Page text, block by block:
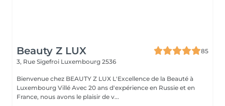
Beauty Z LUX
85
3, Rue Sigefroi Luxembourg 2536
Bienvenue chez BEAUTY Z LUX L'Excellence de la Beauté à
Luxembourg Villé Avec 20 ans d'expérience en Russie et en
France, nous avons le plaisir de v...